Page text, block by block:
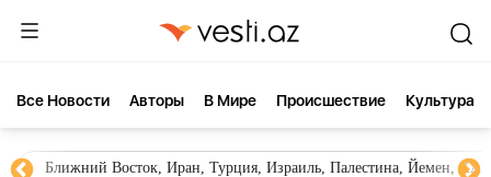
Все Новости Aвторы В Мире Происшествие Культура
Ближний Восток, Иран, Турция, Израиль, Палестина, Йемен,